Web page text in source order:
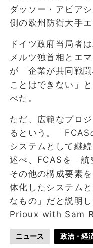
ダッソー・アビア
側の欧州防衛大手
ドイツ政府当局者
メルツ独首相とエ
が「企業が共同戦
ことはできない」
べた。
ただ、広範なプロ
るという。「
システムとして継
述べ、FCASを「航
その他の構成要素
体化したシステム
なもの」だと説明
Prioux with Sam
ニュース 政治・経